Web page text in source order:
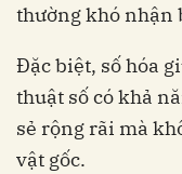
thường khó nhận
Đặc biệt, số hóa
thuật số có khả
sẻ rộng rãi mà
vật gốc.